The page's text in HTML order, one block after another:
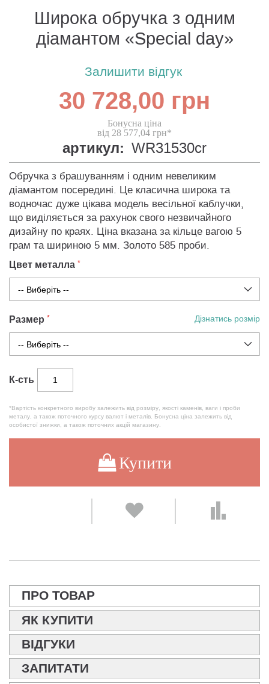
Широка обручка з одним
діамантом «Special day»
Залишити відгук
30 728,00 грн
Бонусна ціна
від 28 577,04 грн*
артикул: WR31530cr
Обручка з брашуванням і одним невеликим
діамантом посередині. Це класична широка та
водночас дуже цікава модель весільної каблучки,
що виділяється за рахунок свого незвичайного
дизайну по краях. Ціна вказана за кільце вагою 5
грам та шириною 5 мм. Золото 585 проби.
Цвет металла
Размер Дізнатись розмір
К-сть
*Вартість конкретного виробу залежить від розміру, якості каменів, ваги і проби
металу, а також поточного курсу валют і металів. Бонусна ціна залежить від
особистої знижки, а також поточних акцій магазину.
Купити
ПРО ТОВАР
ЯК КУПИТИ
ВІДГУКИ
ЗАПИТАТИ